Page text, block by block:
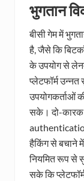
भुगतान
बीसी गेम में
है, जैसे कि
के उपयोग से
प्लेटफॉर्म उन्नत
उपयोगकर्ताओं
सके। दो-
हैकिंग से बचाने
नियमित रूप से
सके कि